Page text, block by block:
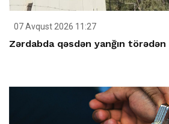
07 Avqust 2026 11:27
Zərdabda qəsdən yanğın